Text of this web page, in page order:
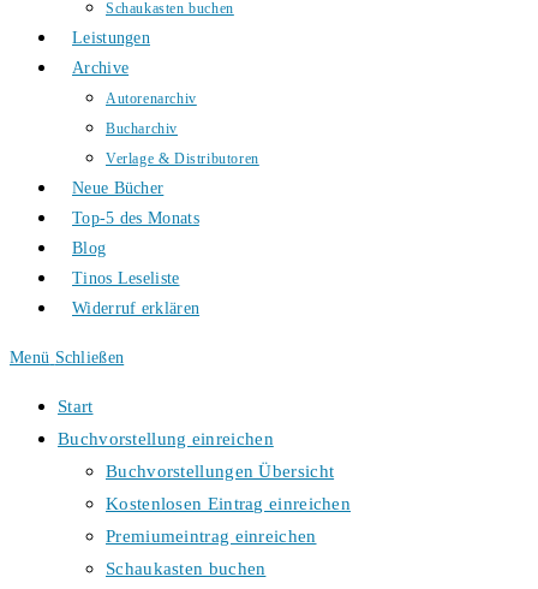
Schaukasten buchen
Leistungen
Archive
Autorenarchiv
Bucharchiv
Verlage & Distributoren
Neue Bücher
Top-5 des Monats
Blog
Tinos Leseliste
Widerruf erklären
Menü Schließen
Start
Buchvorstellung einreichen
Buchvorstellungen Übersicht
Kostenlosen Eintrag einreichen
Premiumeintrag einreichen
Schaukasten buchen